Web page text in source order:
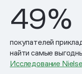
49%
покупателей
найти самые
Исследование